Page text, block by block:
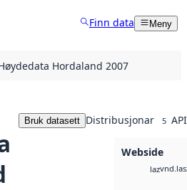
Finn data Meny
Hordaland 2007
Bruk datasett Distribusjonar 5
Webside
laz